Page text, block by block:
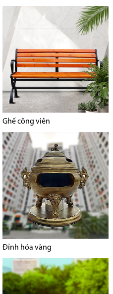
Ghế công viên
Đỉnh hóa vàng